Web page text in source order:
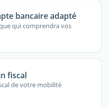
bancaire adapté
qui comprendra vos
fiscal
de votre mobilité